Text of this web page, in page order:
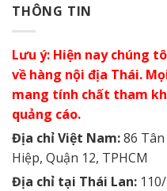
THÔNG TIN
Lưu ý: Hiện nay chúng
về hàng nội địa Thái.
mang tính chất tham
quảng cáo.
Địa chỉ Việt Nam:86
Hiệp, Quận 12, TPHCM
Địa chỉ tại Thái Lan: